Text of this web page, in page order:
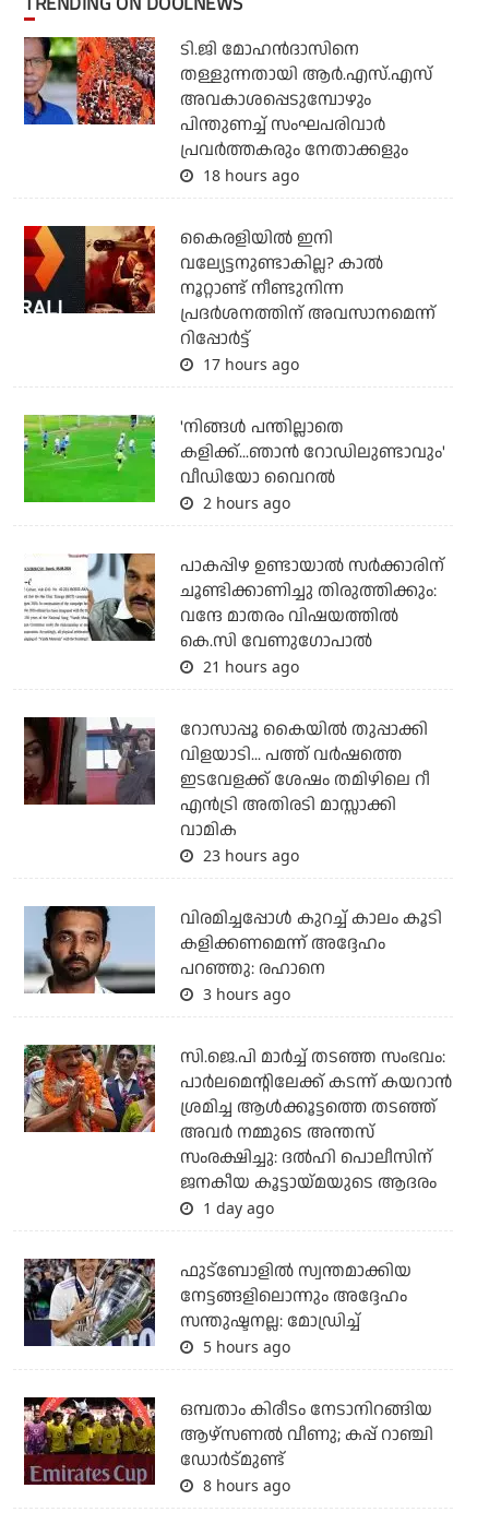
ടി.ജി മോഹന്‍ദാസിനെ
തള്ളുന്നതായി ആര്‍.എസ്.എസ്
അവകാശപ്പെടുമ്പോഴും
പിന്തുണച്ച് സംഘപരിവാര്‍
പ്രവര്‍ത്തകരും നേതാക്കളും
18 hours ago
കൈരളിയില്‍ ഇനി
വല്യേട്ടനുണ്ടാകില്ല? കാല്‍
നൂറ്റാണ്ട് നീണ്ടുനിന്ന
പ്രദര്‍ശനത്തിന് അവസാനമെന്ന്
റിപ്പോര്‍ട്ട്
17 hours ago
'നിങ്ങള്‍ പന്തില്ലാതെ
കളിക്ക്...ഞാന്‍ റോഡിലുണ്ടാവും'
വീഡിയോ വൈറല്‍
2 hours ago
പാകപ്പിഴ ഉണ്ടായാല്‍ സര്‍ക്കാരിന്
ചൂണ്ടിക്കാണിച്ചു തിരുത്തിക്കും:
വന്ദേ മാതരം വിഷയത്തില്‍
കെ.സി വേണുഗോപാല്‍
21 hours ago
റോസാപ്പൂ കൈയില്‍ തുപ്പാക്കി
വിളയാടി... പത്ത് വര്‍ഷത്തെ
ഇടവേളക്ക് ശേഷം തമിഴിലെ റീ
എന്‍ട്രി അതിരടി മാസ്സാക്കി
വാമിക
23 hours ago
വിരമിച്ചപ്പോള്‍ കുറച്ച് കാലം കൂടി
കളിക്കണമെന്ന് അദ്ദേഹം
പറഞ്ഞു: രഹാനെ
3 hours ago
സി.ജെ.പി മാര്‍ച്ച് തടഞ്ഞ സംഭവം:
പാര്‍ലമെന്റിലേക്ക് കടന്ന് കയറാന്‍
ശ്രമിച്ച ആള്‍ക്കൂട്ടത്തെ തടഞ്ഞ്
അവര്‍ നമ്മുടെ അന്തസ്
സംരക്ഷിച്ചു: ദല്‍ഹി പൊലീസിന്
ജനകീയ കൂട്ടായ്മയുടെ ആദരം
1 day ago
ഫുട്ബോളില്‍ സ്വന്തമാക്കിയ
നേട്ടങ്ങളിലൊന്നും അദ്ദേഹം
സന്തുഷ്ടനല്ല: മോഡ്രിച്ച്
5 hours ago
ഒമ്പതാം കിരീടം നേടാനിറങ്ങിയ
ആഴ്സണല്‍ വീണു; കപ്പ് റാഞ്ചി
ഡോര്‍ട്മുണ്ട്
8 hours ago